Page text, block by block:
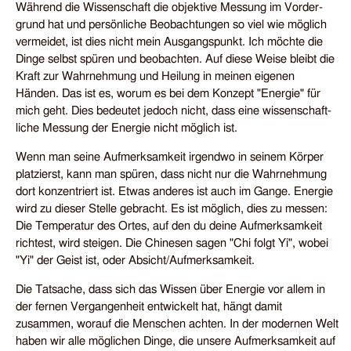
Während die Wissenschaft die objektive Messung im Vorder­
grund hat und persön­liche Be­obach­tungen so viel wie möglich
vermeidet, ist dies nicht mein Ausgangs­punkt. Ich möchte die
Dinge selbst spüren und be­obachten. Auf diese Weise bleibt die
Kraft zur Wahr­nehmung und Heilung in meinen eigenen
Händen. Das ist es, worum es bei dem Konzept "Energie" für
mich geht. Dies bedeutet jedoch nicht, dass eine wissen­schaft­
liche Messung der Energie nicht möglich ist.
Wenn man seine Aufmerk­samkeit irgendwo in seinem Körper
platzierst, kann man spüren, dass nicht nur die Wahrnehmung
dort konzentriert ist. Etwas anderes ist auch im Gange. Energie
wird zu dieser Stelle gebracht. Es ist möglich, dies zu messen:
Die Temperatur des Ortes, auf den du deine Aufmerk­sam­keit
richtest, wird steigen. Die Chinesen sagen "Chi folgt Yi", wobei
"Yi" der Geist ist, oder Absicht/Aufmerksamkeit.
Die Tatsache, dass sich das Wissen über Energie vor allem in
der fernen Vergangen­heit entwickelt hat, hängt damit
zusammen, worauf die Menschen achten. In der modernen Welt
haben wir alle möglichen Dinge, die unsere Aufmerk­samkeit auf